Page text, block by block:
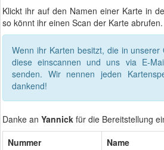
Klickt ihr auf den Namen einer Karte in
so könnt ihr einen Scan der Karte abrufen.
Wenn ihr Karten besitzt, die in
diese einscannen und uns via E-
senden. Wir nennen jeden
dankend!
Danke an Yannick für die Bereitstellung
Nummer
Name